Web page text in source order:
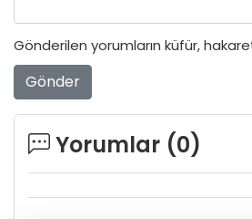
Gönderilen yorumların küfür,
Gönder
Yorumlar (0)